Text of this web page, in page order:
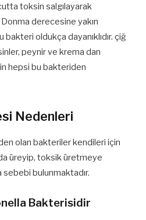
toksin salgılayarak
derecesine yakın
bakteri oldukça dayanıklıdır. çiğ
peynir ve krema dan
hepsi bu bakteriden
Nedenleri
olan bakteriler kendileri için
üreyip, toksik üretmeye
sebebi bulunmaktadır.
Bakterisidir